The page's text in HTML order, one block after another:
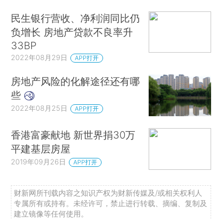
民生银行营收、净利润同比仍
负增长 房地产贷款不良率升
33BP
2022年08月29日 APP打开
房地产风险的化解途径还有哪
些
2022年08月25日 APP打开
香港富豪献地 新世界捐30万
平建基层房屋
2019年09月26日 APP打开
财新网所刊载内容之知识产权为财新传媒及/或相关权利人
专属所有或持有。未经许可，禁止进行转载、摘编、复制及
建立镜像等任何使用。